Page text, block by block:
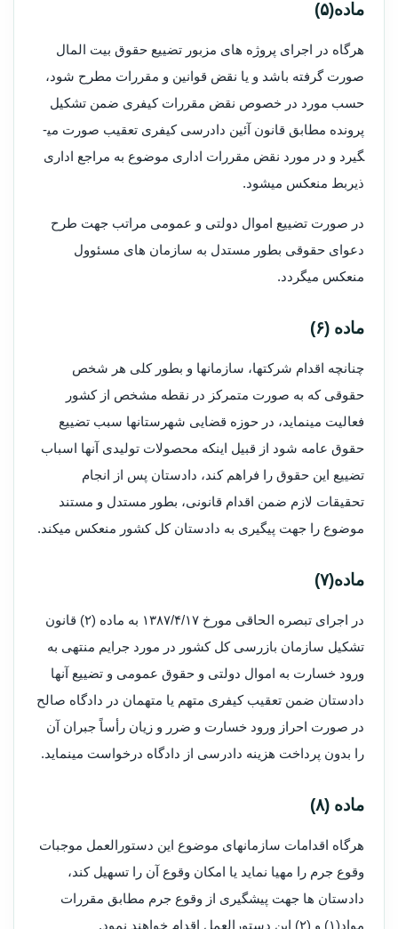
ماده(۵)
هرگاه در اجرای پروژه های مزبور تضییع حقوق بیت المال
صورت گرفته باشد و یا نقض قوانین و مقررات مطرح شود،
حسب مورد در خصوص نقض مقررات کیفری ضمن تشکیل
پرونده مطابق قانون آئین دادرسی کیفری تعقیب صورت می­
گیرد و در مورد نقض مقررات اداری موضوع به مراجع اداری
ذیربط منعکس می­شود.
در صورت تضییع اموال دولتی و عمومی مراتب جهت طرح
دعوای حقوقی بطور مستدل به سازمان های مسئوول
منعکس می­گردد.
ماده (۶)
چنانچه اقدام شرکت­ها، سازمان­ها و بطور کلی هر شخص
حقوقی که به صورت متمرکز در نقطه مشخص از کشور
فعالیت می­نماید، در حوزه قضایی شهرستان­ها سبب تضییع
حقوق عامه شود از قبیل اینکه محصولات تولیدی آنها اسباب
تضییع این حقوق را فراهم کند، دادستان پس از انجام
تحقیقات لازم ضمن اقدام قانونی، بطور مستدل و مستند
موضوع را جهت پیگیری به دادستان کل کشور منعکس می­کند.
ماده(۷)
در اجرای تبصره الحاقی مورخ ۱۳۸۷/۴/۱۷ به ماده (۲) قانون
تشکیل سازمان بازرسی کل کشور در مورد جرایم منتهی به
ورود خسارت به اموال دولتی و حقوق عمومی و تضییع آنها
دادستان ضمن تعقیب کیفری متهم یا متهمان در دادگاه صالح
در صورت احراز ورود خسارت و ضرر و زیان رأساً جبران آن
را بدون پرداخت هزینه دادرسی از دادگاه درخواست می­نماید.
ماده (۸)
هرگاه اقدامات سازمان­های موضوع این دستورالعمل موجبات
وقوع جرم را مهیا نماید یا امکان وقوع آن را تسهیل کند،
دادستان ها جهت پیشگیری از وقوع جرم مطابق مقررات
مواد(۱) و (۲) این دستورالعمل اقدام خواهند نمود.